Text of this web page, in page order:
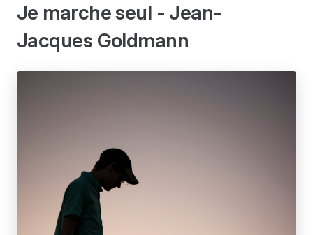
Je marche seul - Jean-
Jacques Goldmann